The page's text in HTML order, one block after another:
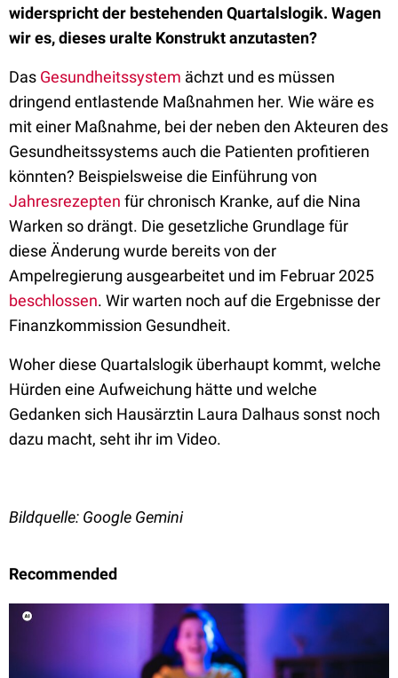
widerspricht der bestehenden Quartalslogik. Wagen
wir es, dieses uralte Konstrukt anzutasten?
Das Gesundheitssystem ächzt und es müssen
dringend entlastende Maßnahmen her. Wie wäre es
mit einer Maßnahme, bei der neben den Akteuren des
Gesundheitssystems auch die Patienten profitieren
könnten? Beispielsweise die Einführung von
Jahresrezepten für chronisch Kranke, auf die Nina
Warken so drängt. Die gesetzliche Grundlage für
diese Änderung wurde bereits von der
Ampelregierung ausgearbeitet und im Februar 2025
beschlossen. Wir warten noch auf die Ergebnisse der
Finanzkommission Gesundheit.
Woher diese Quartalslogik überhaupt kommt, welche
Hürden eine Aufweichung hätte und welche
Gedanken sich Hausärztin Laura Dalhaus sonst noch
dazu macht, seht ihr im Video.
Bildquelle: Google Gemini
Recommended